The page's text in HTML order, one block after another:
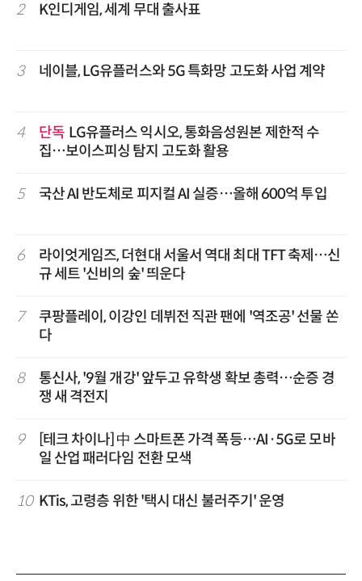
2 K인디게임, 세계 무대 출사표
3 네이블, LG유플러스와 5G 특화망 고도화 사업 계약
4 단독 LG유플러스 익시오, 통화음성원본 제한적 수
집…보이스피싱 탐지 고도화 활용
5 국산 AI 반도체로 피지컬 AI 실증…올해 600억 투입
6
라이엇게임즈, 더현대 서울서 역대 최대 TFT 축제…신
규 세트 '신비의 숲' 띄운다
7
쿠팡플레이, 이강인 데뷔전 직관 팬에 '역조공' 선물 쏜
다
8
통신사, '9월 개강' 앞두고 유학생 확보 총력…순증 경
쟁 새 격전지
9
[테크 차이나] 中 스마트폰 가격 폭등…AI·5G로 모바
일 산업 패러다임 전환 모색
10 KTis, 고령층 위한 '택시 대신 불러주기' 운영